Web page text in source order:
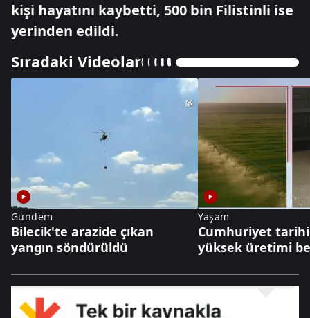
kişi hayatını kaybetti, 500 bin Filistinli ise
yerinden edildi.
Sıradaki Videolar
Gündem
Bilecik'te arazide çıkan
yangın söndürüldü
Yaşam
Cumhuriyet
yüksek üretimi